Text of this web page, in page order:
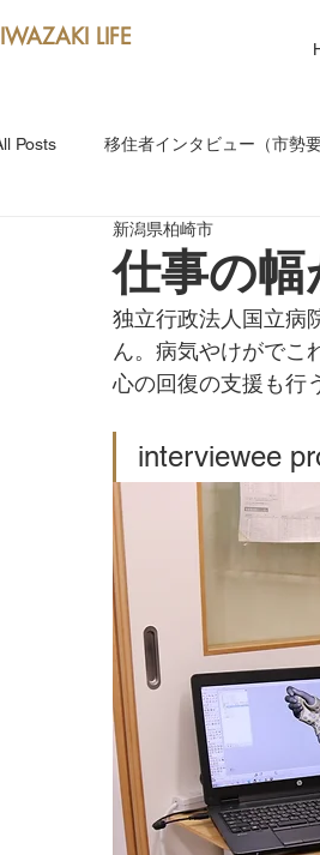
LIFE
Posts 移住者インタビュー（市勢
新潟産業大学キャンパスLIFE
躍動する人（市勢要覧2020掲載イン
仕事の
新潟県柏崎市
独立行政法人国立病
ん。病気やけがでこ
心の回復の支援も行
interviewee